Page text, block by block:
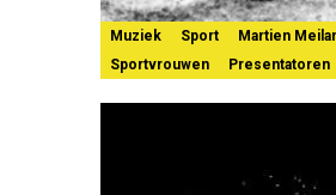
Muziek Sport Martien
Sportvrouwen
Presentatoren